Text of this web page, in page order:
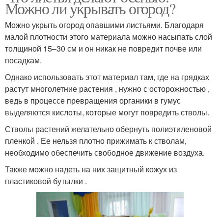
Можно ли укрывать огород?
Можно укрыть огород опавшими листьями. Благодаря
малой плотности этого материала можно насыпать слой
толщиной 15–30 см и он никак не повредит почве или
посадкам.
Однако использовать этот материал там, где на грядках
растут многолетние растения , нужно с осторожностью ,
ведь в процессе превращения органики в гумус
выделяются кислоты, которые могут повредить стволы.
Стволы растений желательно обернуть полиэтиленовой
пленкой . Ее нельзя плотно прижимать к стволам,
необходимо обеспечить свободное движение воздуха.
Также можно надеть на них защитный кожух из
пластиковой бутылки .